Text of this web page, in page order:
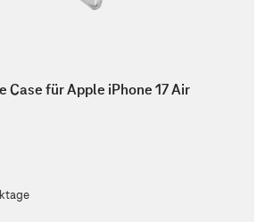
Case für Apple iPhone 17 Air